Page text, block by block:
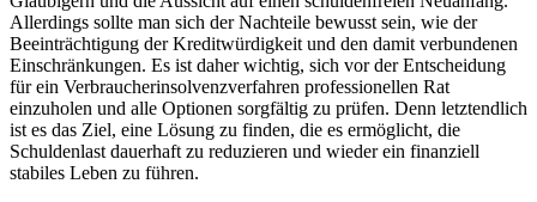
Allerdings sollte man sich der Nachteile bewusst sein, wie der
Beeinträchtigung der Kreditwürdigkeit und den damit verbundenen
Einschränkungen. Es ist daher wichtig, sich vor der Entscheidung
für ein Verbraucherinsolvenzverfahren professionellen Rat
einzuholen und alle Optionen sorgfältig zu prüfen. Denn letztendlich
ist es das Ziel, eine Lösung zu finden, die es ermöglicht, die
Schuldenlast dauerhaft zu reduzieren und wieder ein finanziell
stabiles Leben zu führen.